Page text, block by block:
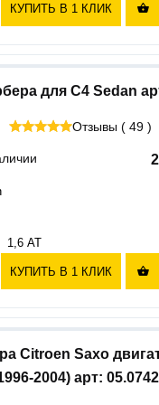
КУПИТЬ В 1 КЛИК 
для C4 Sedan
Отзывы ( 49 )
1,6 АТ
КУПИТЬ В 1 КЛИК 
Citroen Saxo
2004) арт: 05.0742